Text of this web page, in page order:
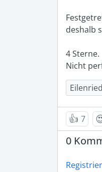
deshalb
4 Sterne.
Nicht
👍 7
0